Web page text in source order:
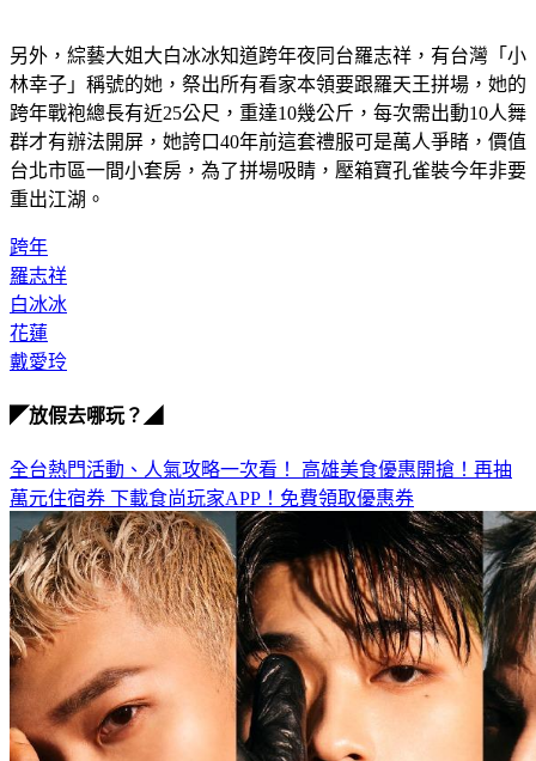
另外，綜藝大姐大白冰冰知道跨年夜同台羅志祥，有台灣「小
林幸子」稱號的她，祭出所有看家本領要跟羅天王拼場，她的
跨年戰袍總長有近25公尺，重達10幾公斤，每次需出動10人舞
群才有辦法開屏，她誇口40年前這套禮服可是萬人爭睹，價值
台北市區一間小套房，為了拼場吸睛，壓箱寶孔雀裝今年非要
重出江湖。
跨年
羅志祥
白冰冰
花蓮
戴愛玲
◤放假去哪玩？◢
全台熱門活動、人氣攻略一次看！ 高雄美食優惠開搶！再抽
萬元住宿券 下載食尚玩家APP！免費領取優惠券